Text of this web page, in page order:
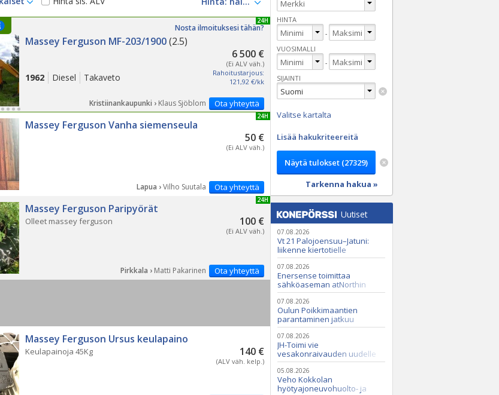
Nosta ilmoituksesi tähän?
UUSI 24H
Massey Ferguson MF-203/1900(2.5)
6 500 €
(Ei ALV väh.)
Rahoitustarjous:
121,92 €/kk
1962 Diesel Takaveto
Ota yhteyttä
Kristiinankaupunki › Klaus Sjöblom
UUSI 24H
Massey Ferguson Vanha siemenseula
50 €
(Ei ALV väh.)
Ota yhteyttä
Lapua ›Vilho Suutala
UUSI 24H
Massey Ferguson Paripyörät
100 €
(Ei ALV väh.)
Olleet massey ferguson
Ota yhteyttä
Pirkkala › Matti Pakarinen
Massey Ferguson Ursus keulapaino
140 €
(ALV väh. kelp.)
Keulapainoja 45Kg
HINTA
-
VUOSIMALLI
-
SIJAINTI
Valitse kartalta
Lisää hakukriteereitä
Tarkenna hakua »
Uutiset
07.08.2026
Vt 21 Palojoensuu–Jatuni:
liikenne kiertotielle
Nunasjoen silloilla
07.08.2026
Enersense toimittaa
sähköaseman atNorthin
datakeskukseen
07.08.2026
Oulun Poikkimaantien
parantaminen jatkuu
07.08.2026
JH-Toimi vie
vesakonraivauden uudelle
tasolle Casen ja Seppi-
murskaimen avulla
05.08.2026
Veho Kokkolan
hyötyajoneuvohuolto- ja